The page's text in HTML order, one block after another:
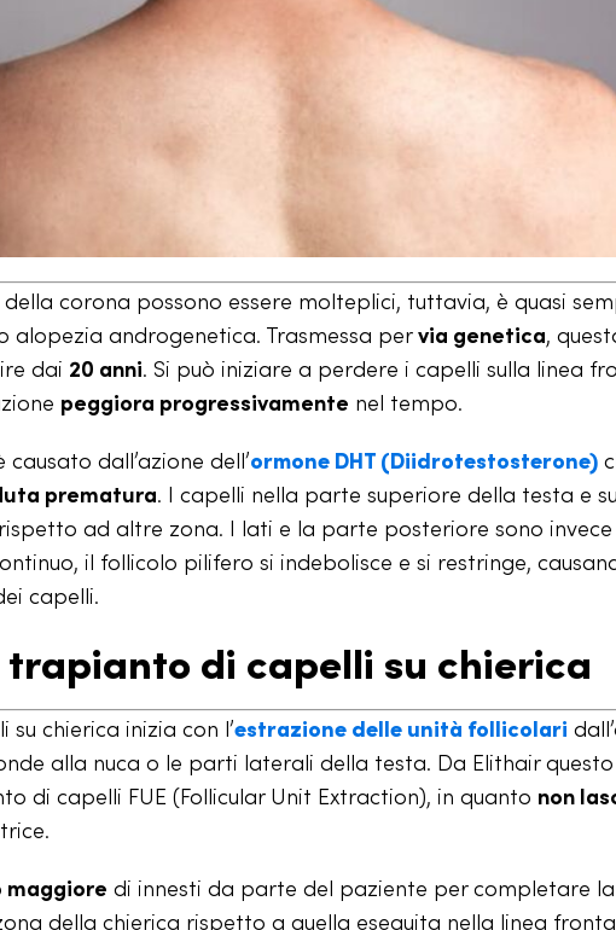
corona possono essere molteplici, tuttavia, è quasi
alopezia androgenetica. Trasmessa pervia genetica,
dai 20 anni. Si può iniziare a perdere i capelli sulla linea
peggiora progressivamente nel tempo.
dall’azione dell’ormone DHT (Diidrotestosterone)
prematura. I capelli nella parte superiore della testa e
ad altre zona. I lati e la parte posteriore sono invece
il follicolo pilifero si indebolisce e si restringe,
capelli.
di capelli su chierica
chierica inizia con l’estrazione delle unità follicolari
alla nuca o le parti laterali della testa. Da Elithair
di capelli FUE (Follicular Unit Extraction), in quanto non
maggiore di innesti da parte del paziente per completare
della chierica rispetto a quella eseguita nella linea